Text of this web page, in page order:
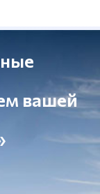
вашей